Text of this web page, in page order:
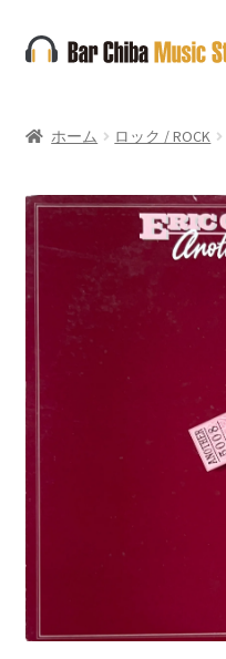
ナ
ビ
ー
ン
キ
コ
ン
ン
ス
プ
ホーム ロック / ROCK